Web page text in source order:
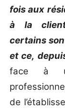
fois aux
à la
certains
et ce,
face à
de